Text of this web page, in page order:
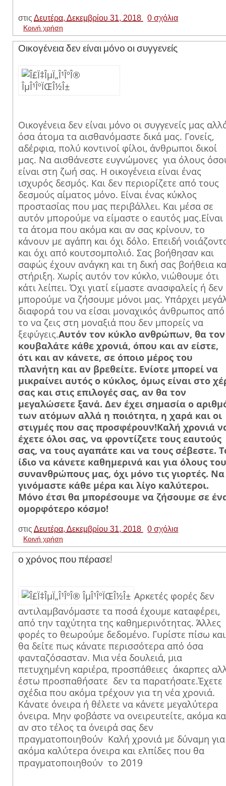
στις Δευτέρα, Δεκεμβρίου 31, 2018 0 σχόλια
Κοινή χρήση
Οικογένεια δεν είναι μόνο οι συγγενείς
Οικογένεια δεν είναι μόνο οι συγγενείς μας
όσα άτομα τα αισθανόμαστε δικά μας. Γονείς,
αδέρφια, πολύ κοντινοί φίλοι, άνθρωποι δικοί
μας. Να αισθάνεστε ευγνώμονες για όλους
είναι στη ζωή σας. Η οικογένεια είναι ένας
ισχυρός δεσμός. Και δεν περιορίζετε από τους
δεσμούς αίματος μόνο. Είναι ένας κύκλος
προστασίας που μας περιβάλλει. Και μέσα σε
αυτόν μπορούμε να είμαστε ο εαυτός μας.Είναι
τα άτομα που ακόμα και αν σας κρίνουν, το
κάνουν με αγάπη και όχι δόλο. Επειδή
και όχι από κουτσομπολιό. Σας βοήθησαν και
σαφώς έχουν ανάγκη και τη δική σας βοήθεια
στήριξη. Χωρίς αυτόν τον κύκλο, νιώθουμε ότι
κάτι λείπει. Όχι γιατί είμαστε ανασφαλείς ή δεν
μπορούμε να ζήσουμε μόνοι μας. Υπάρχει
διαφορά του να είσαι μοναχικός άνθρωπος από
το να ζεις στη μοναξιά που δεν μπορείς να
ξεφύγεις.Αυτόν τον κύκλο ανθρώπων, θα τον
κουβαλάτε κάθε χρονιά, όπου και αν είστε,
ότι και αν κάνετε, σε όποιο μέρος του
πλανήτη και αν βρεθείτε. Ενίοτε μπορεί να
μικραίνει αυτός ο κύκλος, όμως είναι στο
σας και στις επιλογές σας, αν θα τον
μεγαλώσετε ξανά. Δεν έχει σημασία ο
των ατόμων αλλά η ποιότητα, η χαρά και οι
στιγμές που σας προσφέρουν!Καλή χρονιά
έχετε όλοι σας, να φροντίζετε τους εαυτούς
σας, να τους αγαπάτε και να τους σέβεστε.
ίδιο να κάνετε καθημερινά και για όλους
συνανθρώπους μας, όχι μόνο τις γιορτές. Να
γινόμαστε κάθε μέρα και λίγο καλύτεροι.
Μόνο έτσι θα μπορέσουμε να ζήσουμε σε
ομορφότερο κόσμο!
στις Δευτέρα, Δεκεμβρίου 31, 2018 0 σχόλια
Κοινή χρήση
ο χρόνος που πέρασε!
Αρκετές φορές δεν
αντιλαμβανόμαστε τα ποσά έχουμε καταφέρει,
από την ταχύτητα της καθημερινότητας. Άλλες
φορές το θεωρούμε δεδομένο. Γυρίστε πίσω και
θα δείτε πως κάνατε περισσότερα από όσα
φανταζόσασταν. Μια νέα δουλειά, μια
πετυχημένη καριέρα, προσπάθειες άκαρπες
έστω προσπαθήσατε δεν τα παρατήσατε.Έχετε
σχέδια που ακόμα τρέχουν για τη νέα χρονιά.
Κάνατε όνειρα ή θέλετε να κάνετε μεγαλύτερα
όνειρα. Μην φοβάστε να ονειρευτείτε, ακόμα
αν στο τέλος τα όνειρά σας δεν
πραγματοποιηθούν Kαλή χρονιά με δύναμη για
ακόμα καλύτερα όνειρα και ελπίδες που θα
πραγματοποιηθούν το 2019